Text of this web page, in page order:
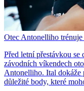
Otec Antonelliho
Před letní přestávkou
závodních víkendech
Antonelliho. Ital dokáže
důležité body, které